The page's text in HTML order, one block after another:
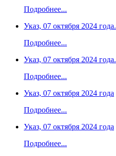
Подробнее...
Указ, 07 октября 2024 года.
Подробнее...
Указ, 07 октября 2024 года.
Подробнее...
Указ, 07 октября 2024 года
Подробнее...
Указ, 07 октября 2024 года
Подробнее...